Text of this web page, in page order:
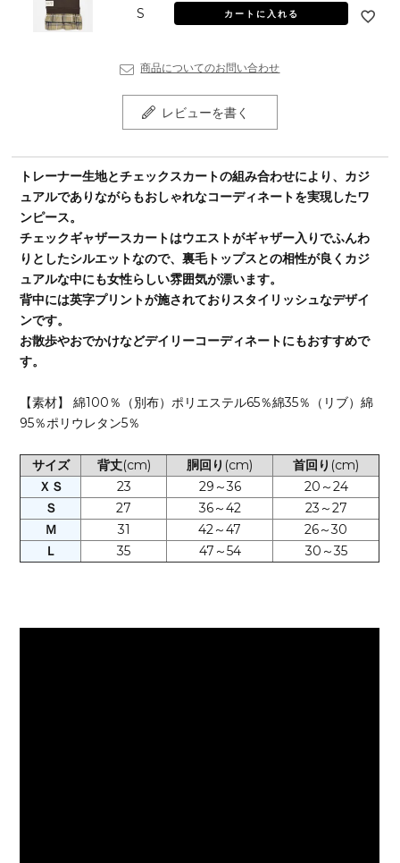
S カートに入れる
商品についてのお問い合わせ
レビューを書く
トレーナー生地とチェックスカートの組み合わせにより、カジ
ュアルでありながらもおしゃれなコーディネートを実現したワ
ンピース。
チェックギャザースカートはウエストがギャザー入りでふんわ
りとしたシルエットなので、裏毛トップスとの相性が良くカジ
ュアルな中にも女性らしい雰囲気が漂います。
背中には英字プリントが施されておりスタイリッシュなデザイ
ンです。
お散歩やおでかけなどデイリーコーディネートにもおすすめで
す。
【素材】 綿100％（別布）ポリエステル65％綿35％（リブ）綿
95％ポリウレタン5％
サイズ 背丈(cm) 胴回り (cm) 首回り (cm)
ＸＳ
23 29～36
20～24
Ｓ
27 36～42
23～27
Ｍ
31 42～47
26～30
Ｌ
35 47～54 30～35